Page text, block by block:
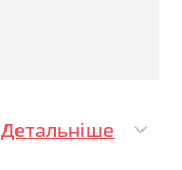
Детальніше